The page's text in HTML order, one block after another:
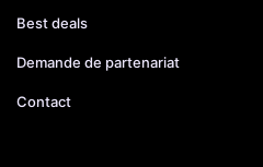
Best deals
Demande de partenariat
Contact